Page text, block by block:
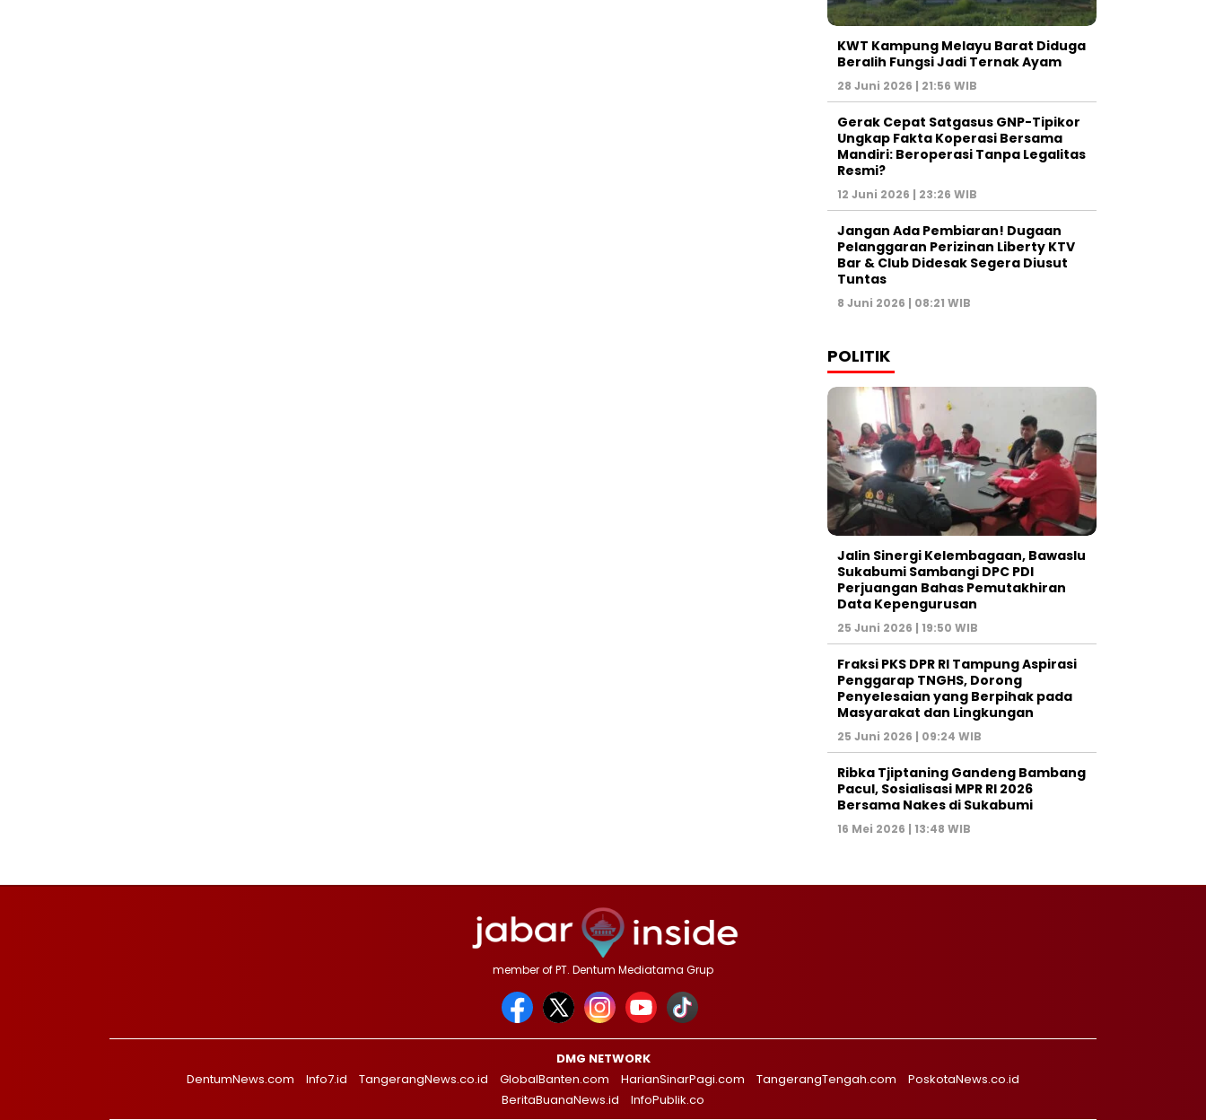
KWT Kampung Melayu Barat Diduga
Beralih Fungsi Jadi Ternak Ayam
28 Juni 2026 | 21:56 WIB
Gerak Cepat Satgasus GNP-Tipikor
Ungkap Fakta Koperasi Bersama
Mandiri: Beroperasi Tanpa Legalitas
Resmi?
12 Juni 2026 | 23:26 WIB
Jangan Ada Pembiaran! Dugaan
Pelanggaran Perizinan Liberty KTV
Bar & Club Didesak Segera Diusut
Tuntas
8 Juni 2026 | 08:21 WIB
POLITIK
Jalin Sinergi Kelembagaan, Bawaslu
Sukabumi Sambangi DPC PDI
Perjuangan Bahas Pemutakhiran
Data Kepengurusan
25 Juni 2026 | 19:50 WIB
‎Fraksi PKS DPR RI Tampung Aspirasi
Penggarap TNGHS, Dorong
Penyelesaian yang Berpihak pada
Masyarakat dan Lingkungan‎
25 Juni 2026 | 09:24 WIB
Ribka Tjiptaning Gandeng Bambang
Pacul, Sosialisasi MPR RI 2026
Bersama Nakes di Sukabumi
16 Mei 2026 | 13:48 WIB
member of PT. Dentum Mediatama Grup
DMG NETWORK
DentumNews.com
Info7.id TangerangNews.co.id GlobalBanten.com HarianSinarPagi.com TangerangTengah.com
PoskotaNews.co.id
BeritaBuanaNews.id
InfoPublik.co